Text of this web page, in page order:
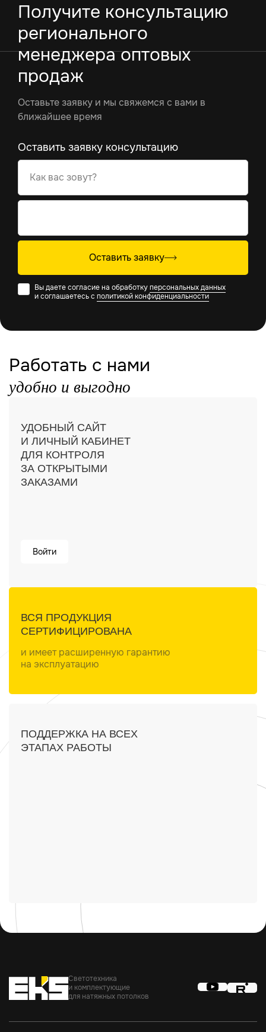
Получите консультацию
регионального
менеджера оптовых
продаж
Оставьте заявку и мы свяжемся с вами в
ближайшее время
Оставить заявку консультацию
Как вас зовут?
Оставить заявку
Вы даете согласие на обработкуперсональных данных
и соглашаетесь с политикой конфиденциальности
Работать с нами
удобно и выгодно
УДОБНЫЙ САЙТ
И ЛИЧНЫЙ КАБИНЕТ
ДЛЯ КОНТРОЛЯ
ЗА ОТКРЫТЫМИ
ЗАКАЗАМИ
Войти
ВСЯ ПРОДУКЦИЯ
СЕРТИФИЦИРОВАНА
и имеет расширенную гарантию
на эксплуатацию
ПОДДЕРЖКА НА ВСЕХ
ЭТАПАХ РАБОТЫ
Светотехника
и комплектующие
для натяжных потолков